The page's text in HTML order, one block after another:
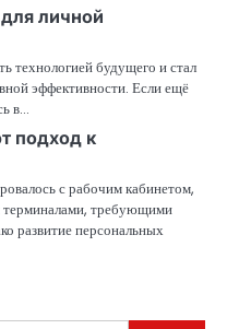
личной
технологией будущего и стал
эффективности. Если ещё
в…
подход к
с рабочим кабинетом,
терминалами, требующими
развитие персональных